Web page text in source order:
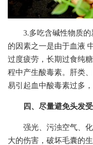
3.多吃含碱性物质
的因素之一是由于血液
过度疲劳，长期过食纯
程中产生酸毒素。肝类
易引起血中酸毒素过多，
四、尽量避免头发
强光、污浊空气、
大的伤害，破坏毛囊的